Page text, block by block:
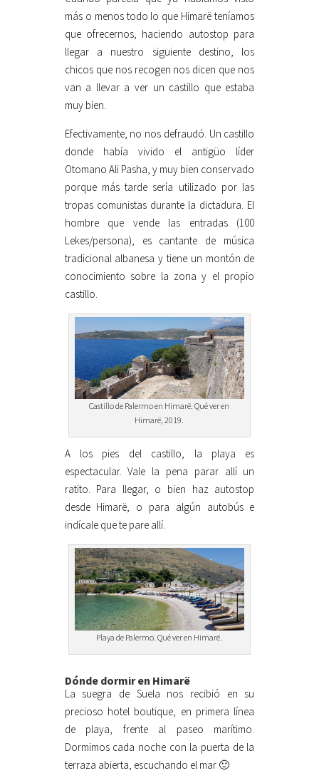
más o menos todo lo que Himarë teníamos
que ofrecernos, haciendo autostop para
llegar a nuestro siguiente destino, los
chicos que nos recogen nos dicen que nos
van a llevar a ver un castillo que estaba
muy bien.
Efectivamente, no nos defraudó. Un castillo
donde había vivido el antigüo líder
Otomano Ali Pasha, y muy bien conservado
porque más tarde sería utilizado por las
tropas comunistas durante la dictadura. El
hombre que vende las entradas (100
Lekes/persona), es cantante de música
tradicional albanesa y tiene un montón de
conocimiento sobre la zona y el propio
castillo.
Castillo de Palermo en Himarë. Qué ver en
Himarë, 2019.
A los pies del castillo, la playa es
espectacular. Vale la pena parar allí un
ratito. Para llegar, o bien haz autostop
desde Himarë, o para algún autobús e
indícale que te pare allí.
Playa de Palermo. Qué ver en Himarë.
Dónde dormir en Himarë
La suegra de Suela nos recibió en su
precioso hotel boutique, en primera línea
de playa, frente al paseo marítimo.
Dormimos cada noche con la puerta de la
terraza abierta, escuchando el mar 🙂